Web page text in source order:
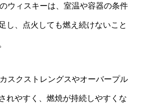
ウィスキーは、室温や容器の条件
し、点火しても燃え続けないこと
スクストレングスやオーバープル
れやすく、燃焼が持続しやすくな